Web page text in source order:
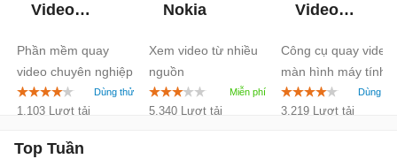
Video
Software
for Mac
(PPC)
Phần mềm quay
video chuyên nghiệp
1.103 Lượt tải
Nokia
Xem video từ nhiều
nguồn
5.340 Lượt tải
Video
Công cụ quay video
màn hình máy tính
3.219 Lượt tải
Top Tuần